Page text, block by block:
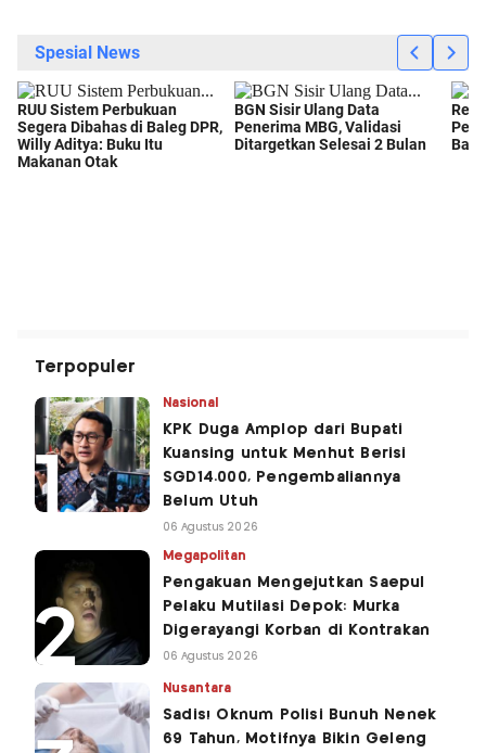
Terpopuler
Nasional
KPK Duga Amplop dari Bupati
Kuansing untuk Menhut Berisi
SGD14.000, Pengembaliannya
Belum Utuh
06 Agustus 2026
Megapolitan
Pengakuan Mengejutkan Saepul
Pelaku Mutilasi Depok: Murka
Digerayangi Korban di Kontrakan
06 Agustus 2026
Nusantara
Sadis! Oknum Polisi Bunuh Nenek
69 Tahun, Motifnya Bikin Geleng